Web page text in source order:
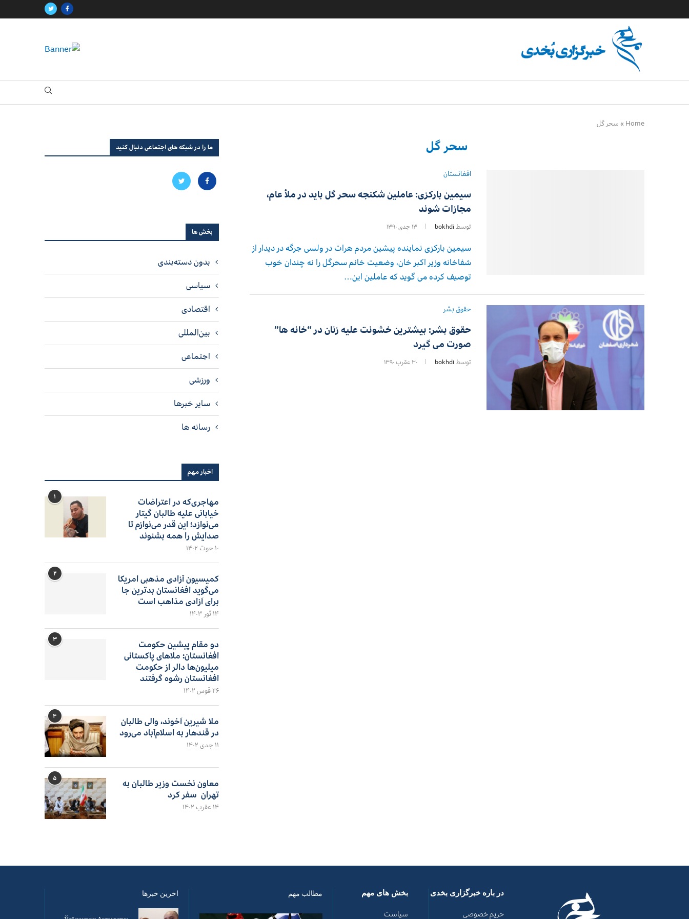
Home
» سحر گل
سحر گل
افغانستان
سیمین بارکزی: عاملین شکنجه سحر گل باید در ملأ عام،
مجازات شوند
توسط bokhdi ۱۳ جدی ۱۳۹۰
سیمین بارکزی نماینده پیشین مردم هرات در ولسی جرگه در دیدار از
شفاخانه وزیر اکبر خان، وضعیت خانم سحرگل را نه چندان خوب
توصیف کرده می گوید که عاملین این…
حقوق بشر
حقوق بشر: بیشترین خشونت علیه زنان در “خانه ها”
صورت می گیرد
توسط bokhdi ۳۰ عقرب ۱۳۹۰
ما را در شبکه های اجتماعی دنبال کنید
بخش ها
بدون دسته‌بندی
سیاسی
اقتصادی
بین‌المللی
اجتماعی
ورزشی
سایر خبرها
رسانه ها
اخبار مهم
۱
مهاجری‌که در اعتراضات
خیابانی علیه طالبان گیتار
می‌نوازد؛ این قدر می‌نوازم تا
صدایش را همه بشنوند
۱۰ حوت ۱۴۰۲
۲
کمیسیون آزادی مذهبی امریکا
می‌گوید افغانستان بدترین جا
برای آزادی مذاهب است
۱۴ ثور ۱۴۰۳
۳
دو مقام پیشین حکومت
افغانستان: ملاهای پاکستانی
میلیون‌ها دالر از حکومت
افغانستان رشوه گرفتند
۲۶ قوس ۱۴۰۲
۴
ملا شیرین آخوند، والی طالبان
در قندهار به اسلام‌آباد می‌رود
۱۱ جدی ۱۴۰۲
۵
معاون نخست وزیر طالبان به
تهران سفر کرد
۱۴ عقرب ۱۴۰۲
در باره خبرگزاری بخدی
حریم خصوصی
بخش های مهم
سیاست
مطالب مهم اخرین خبرها